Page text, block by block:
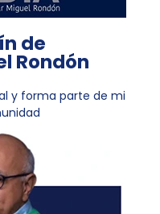
de
Rondón
y forma parte de mi